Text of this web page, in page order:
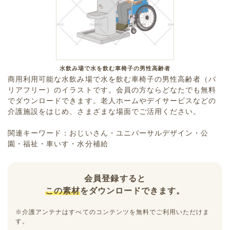
水飲み場で水を飲む車椅子の男性高齢者
商用利用可能な水飲み場で水を飲む車椅子の男性高齢者（バ
リアフリー）のイラストです。会員の方ならどなたでも無料
でダウンロードできます。老人ホームやデイサービスなどの
介護施設をはじめ、さまざまな場面でご活用ください。
関連キーワード：おじいさん・ユニバーサルデザイン・公
園・福祉・車いす・水分補給
会員登録すると
この素材をダウンロードできます。
※介護アンテナはすべてのコンテンツを無料でご利用いただけま
す。